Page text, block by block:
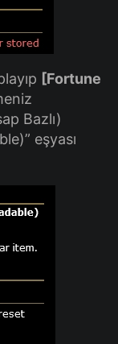
[Fortune
Bazlı)
eşyası